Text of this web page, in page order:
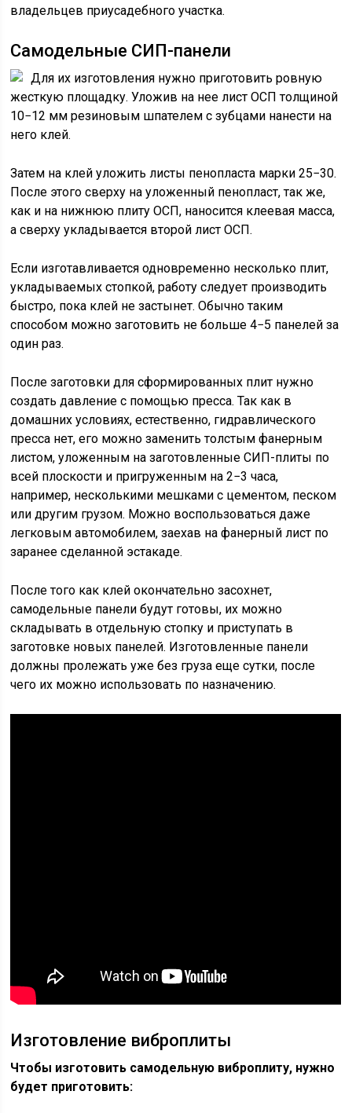
владельцев приусадебного участка.
Самодельные СИП-панели
Для их изготовления нужно приготовить ровную
жесткую площадку. Уложив на нее лист ОСП толщиной
10−12 мм резиновым шпателем с зубцами нанести на
него клей.
Затем на клей уложить листы пенопласта марки 25−30.
После этого сверху на уложенный пенопласт, так же,
как и на нижнюю плиту ОСП, наносится клеевая масса,
а сверху укладывается второй лист ОСП.
Если изготавливается одновременно несколько плит,
укладываемых стопкой, работу следует производить
быстро, пока клей не застынет. Обычно таким
способом можно заготовить не больше 4−5 панелей за
один раз.
После заготовки для сформированных плит нужно
создать давление с помощью пресса. Так как в
домашних условиях, естественно, гидравлического
пресса нет, его можно заменить толстым фанерным
листом, уложенным на заготовленные СИП-плиты по
всей плоскости и пригруженным на 2−3 часа,
например, несколькими мешками с цементом, песком
или другим грузом. Можно воспользоваться даже
легковым автомобилем, заехав на фанерный лист по
заранее сделанной эстакаде.
После того как клей окончательно засохнет,
самодельные панели будут готовы, их можно
складывать в отдельную стопку и приступать в
заготовке новых панелей. Изготовленные панели
должны пролежать уже без груза еще сутки, после
чего их можно использовать по назначению.
Изготовление виброплиты
Чтобы изготовить самодельную виброплиту, нужно
будет приготовить: